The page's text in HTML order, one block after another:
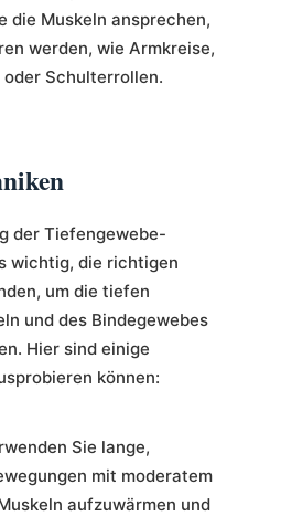
die Muskeln ansprechen,
werden, wie Armkreise,
oder Schulterrollen.
der Tiefengewebe-
wichtig, die richtigen
um die tiefen
und des Bindegewebes
Hier sind einige
können:
Sie lange,
mit moderatem
aufzuwärmen und